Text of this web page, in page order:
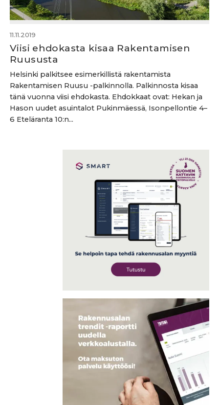
11.11.2019
Viisi ehdokasta kisaa Rakentamisen
Ruususta
Helsinki palkitsee esimerkillistä rakentamista
Rakentamisen Ruusu -palkinnolla. Palkinnosta kisaa
tänä vuonna viisi ehdokasta. Ehdokkaat ovat: Hekan ja
Hason uudet asuintalot Pukinmäessä, Isonpellontie 4–
6 Eteläranta 10:n...